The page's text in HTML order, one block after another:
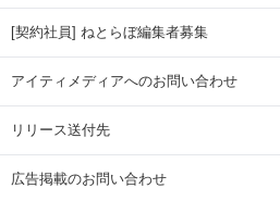
[契約社員] ねとらぼ編集者募集
アイティメディアへのお問い合わせ
リリース送付先
広告掲載のお問い合わせ